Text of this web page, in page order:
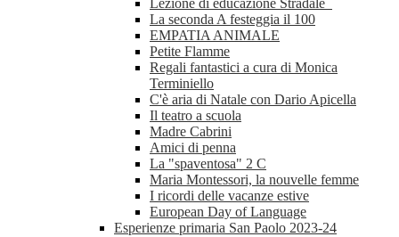
Lezione di educazione Stradale
La seconda A festeggia il 100
EMPATIA ANIMALE
Petite Flamme
Regali fantastici a cura di Monica
Terminiello
C'è aria di Natale con Dario Apicella
Il teatro a scuola
Madre Cabrini
Amici di penna
La "spaventosa" 2 C
Maria Montessori, la nouvelle femme
I ricordi delle vacanze estive
European Day of Language
Esperienze primaria San Paolo 2023-24